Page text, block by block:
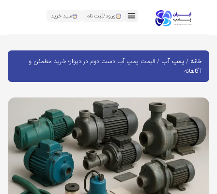
ورود/ثبت نام سبد خرید
خانه / پمپ آب / قیمت پمپ آب دست دوم در دیوار؛ خرید مطمئن و
آگاهانه